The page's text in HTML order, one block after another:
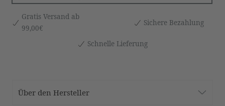
Gratis Versand ab
99,00€
Sichere Bezahlung
Schnelle Lieferung
Über den Hersteller